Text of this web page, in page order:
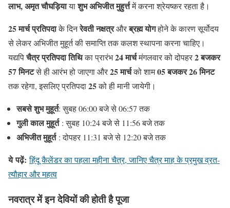
लाभ,अमृत चौघड़ियायाशुभ अभिजीत मुहुर्त्तमें करना श्रेयष्कर रहता है।
25 मार्च प्रतिपदाके दिनरेवती नक्षत्रऔरब्रह्म योगहोने के कारण सूर्योदय
से लेकर अभिजीत मुहूर्त की समाप्ति तक कलश स्थापना करना चाहिए।
यद्यपिचैत्र प्रतिपदा तिथिका प्रारंभ24 मार्चमंगलवार को दोपहर2 बजकर
57 मिनटसे ही आरंभ हो जाएगा और25 मार्चको शाम05 बजकर 26 मिनट
तक रहेगा, इसलिए प्रतिपदा25को ही मानी जायेगी।
सबसे शुभ मुहूर्त: सुबह 06:00 बजे से 06:57 तक
गुली काल मुहूर्त : सुबह 10:24 बजे से 11:56 बजे तक
अभिजीत मुहूर्त : दोपहर 11:31 बजे से 12:20 बजे तक
ये पढ़ें:हिंदू कैलेंडर का पहला महीना चैत्र, जानिए चैत्र माह के प्रमुख व्रत-
त्यौहार और महत्व
नवरात्र में इन देवियों की होती है पूजा